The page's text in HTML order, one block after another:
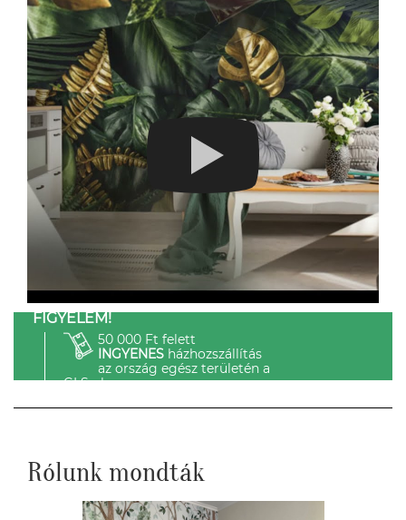
FIGYELEM!
50 000 Ft felett
INGYENESházhozszállítás
az ország egész területén a
GLS-el.
Rólunk mondták